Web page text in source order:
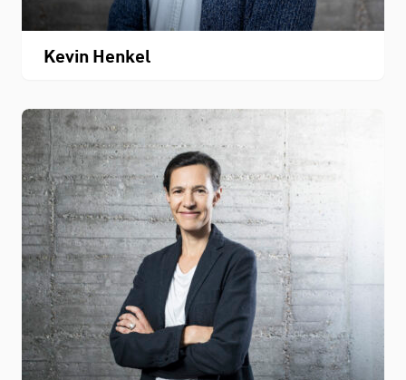
Personenverzeichnis
Downloads
Kontakt
Kevin Henkel